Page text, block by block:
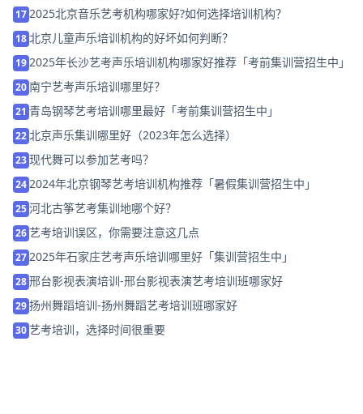
17 2025北京音乐艺考机构哪家好?如何选择培训机构？
18 北京儿童声乐培训机构的好坏如何判断？
19 2025年长沙艺考声乐培训机构哪家好推荐「考前集训营招生中」
20南宁艺考声乐培训哪里好？
21 青岛钢琴艺考培训哪里最好「考前集训营招生中」
22 北京声乐集训哪里好（2023年怎么选择）
23现代舞可以参加艺考吗？
24 2024年北京钢琴艺考培训机构推荐「暑假集训营招生中」
25河北古筝艺考集训地哪个好？
26艺考培训误区，你需要注意这几点
27 2025年石家庄艺考声乐培训哪里好「集训营招生中」
28邢台影视表演培训-邢台影视表演艺考培训班哪家好
29扬州舞蹈培训-扬州舞蹈艺考培训班哪家好
30艺考培训，选择时间很重要